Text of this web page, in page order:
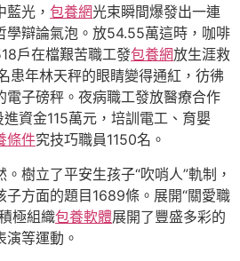
光， 包養網光束瞬間爆發出一連
學辯論氣泡。放54.55萬這時，咖啡
戶在檔艱苦職工發包養網放生涯救
患年林天秤的眼睛變得通紅，彷彿
電子磅秤。夜病職工發放醫療合作
資金115萬元，培訓電工、育嬰
條件究技巧職員1150名。
樹立了平安生孩子“吹哨人”軌制，
子方面的題目1689條。展開“關愛職
極組織包養軟體展開了豐盛多彩的
等運動。